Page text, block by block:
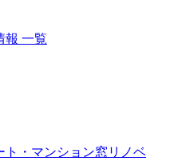
報 一覧
ト・マンション窓リノベ